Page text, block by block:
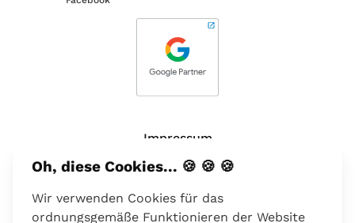
Impressum
Über uns
Kontakt
Oh, diese Cookies... 🍪 🍪 🍪
Wir verwenden Cookies für das
ordnungsgemäße Funktionieren der Website